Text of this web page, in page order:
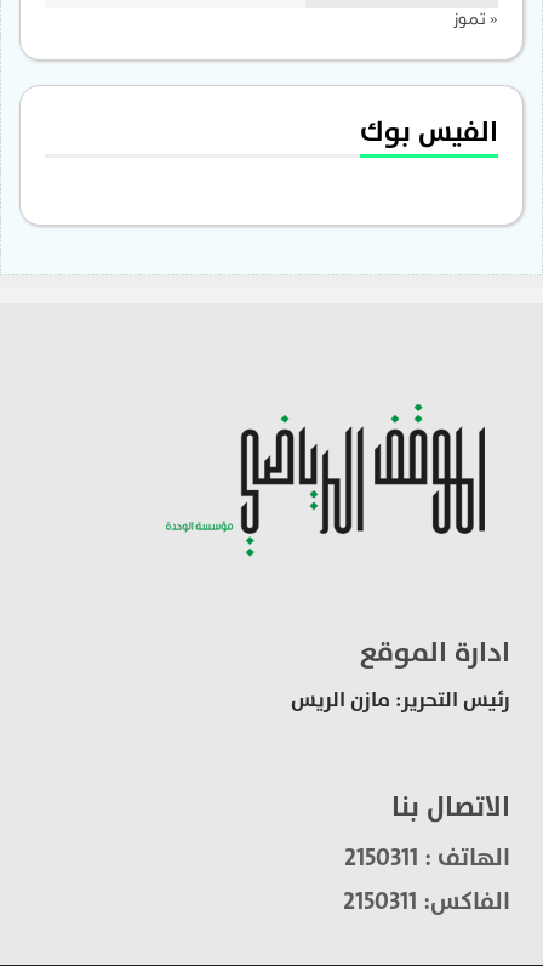
« تموز
الفيس بوك
ادارة الموقع
رئيس التحرير: مازن الريس
الاتصال بنا
الهاتف : 2150311
الفاكس: 2150311